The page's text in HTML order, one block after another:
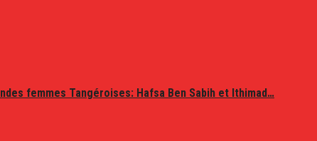
femmes Tangéroises: Hafsa Ben Sabih et Ithimad…